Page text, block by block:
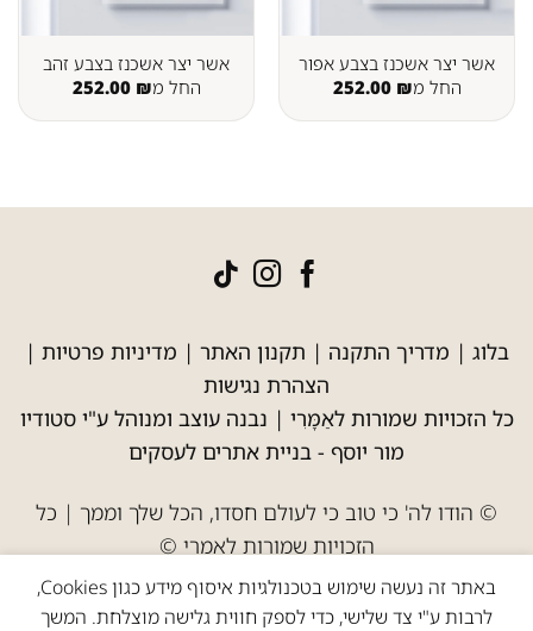
אשר יצר אשכנז בצבע אפור
החל מ
252.00 ₪
אשר יצר אשכנז בצבע זהב
החל מ
252.00 ₪
בלוג | מדריך התקנה | תקנון האתר | מדיניות פרטיות |
הצהרת נגישות
כל הזכויות שמורות לאַמָּרִי | נבנה עוצב ומנוהל ע"י סטודיו
מור יוסף - בניית אתרים לעסקים
© הודו לה' כי טוב כי לעולם חסדו, הכל שלך וממך | כל
הזכויות שמורות לאמרי ©
באתר זה נעשה שימוש בטכנולגיות איסוף מידע כגון Cookies,
לרבות ע"י צד שלישי, כדי לספק חווית גלישה מוצלחת. המשך